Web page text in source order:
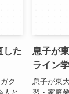
した
ク
息子が
ライン
息子が東